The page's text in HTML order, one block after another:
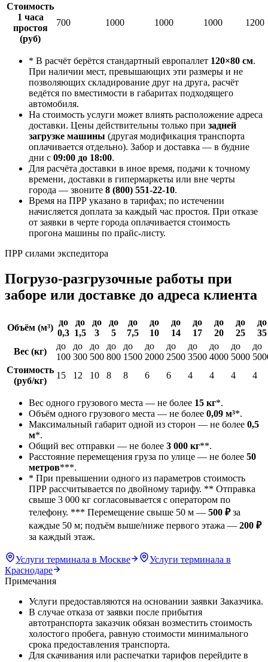
Стоимость
1 часа
простоя
(руб)
700 1000 1000 1000 1200
* В расчёт берётся стандартный европаллет 120×80 см.
При наличии мест, превышающих эти размеры и не
позволяющих складирование друг на друга, расчёт
ведётся по вместимости в габаритах подходящего
автомобиля.
На стоимость услуги может влиять расположение адреса
доставки. Цены действительны только при задней
загрузке машины (другая модификация транспорта
оплачивается отдельно). Забор и доставка — в будние
дни с 09:00 до 18:00.
Для расчёта доставки в иное время, подачи к точному
времени, доставки в гипермаркеты или вне черты
города — звоните 8 (800) 551-22-10.
Время на ПРР указано в тарифах; по истечении
начисляется доплата за каждый час простоя. При отказе
от заявки в черте города оплачивается стоимость
прогона машины по прайс-листу.
ПРР силами экспедитора
Погрузо-разгрузочные работы при
заборе или доставке до адреса клиента
Объём (м³)
до
0,3
до
1,5
до
3
до
5
до
7,5
до
10
до
14
до
17
до
20
до
25
до
35
Вес (кг)
до
100
до
300
до
500
до
800
до
1500
до
2000
до
2500
до
3500
до
4000
до
5000
до
Стоимость
(руб/кг)
15 12 10 8 8 6 6 4 4 4 4
Вес одного грузового места — не более 15 кг*.
Объём одного грузового места — не более 0,09 м³*.
Максимальный габарит одной из сторон — не более 0,5
м*.
Общий вес отправки — не более 3 000 кг**.
Расстояние перемещения груза по улице — не более 50
метров***.
* При превышении одного из параметров стоимость
ПРР рассчитывается по двойному тарифу. ** Отправка
свыше 3 000 кг согласовывается с оператором по
телефону. *** Перемещение свыше 50 м — 500 ₽за
каждые 50 м; подъём выше/ниже первого этажа — 200 ₽
за каждый этаж.
Услуги терминала в Москве
Услуги терминала в
Краснодаре
Примечания
Услуги предоставляются на основании заявки Заказчика.
В случае отказа от заявки после прибытия
автотранспорта заказчик обязан возместить стоимость
холостого пробега, равную стоимости минимального
срока предоставления транспорта.
Для скачивания или распечатки тарифов перейдите в